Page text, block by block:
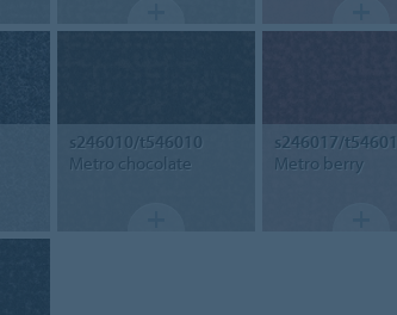
s246010/t546010
Metro chocolate
s246017/
Metro berry